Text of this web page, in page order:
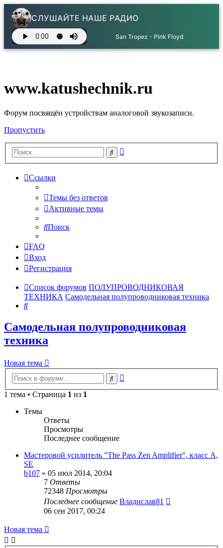
СЛУШАЙТЕ НАШЕ РАДИО
San Tropez - Pink Floyd
www.katushechnik.ru
Форум посвящён устройствам аналоговой звукозаписи.
Пропустить
Поиск
Ссылки
Темы без ответов
Активные темы
Поиск
FAQ
Вход
Регистрация
Список форумов ПОЛУПРОВОДНИКОВАЯ
ТЕХНИКА Самодельная полупроводниковая техника
Поиск
Самодельная полупроводниковая
техника
Новая тема
Поиск
1 тема • Страница 1 из 1
Темы
Ответы
Просмотры
Последнее сообщение
Мастеровой усилитель "The Pass Zen Amplifier", класс A,
SE
b107 » 05 июл 2014, 20:04
7 Ответы
72348 Просмотры
Последнее сообщение Владислав81
06 сен 2017, 00:24
Новая тема